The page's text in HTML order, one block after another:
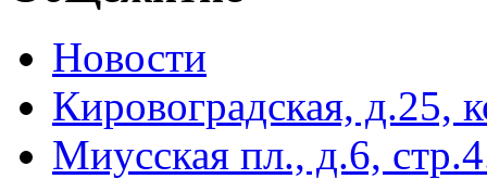
Новости
Кировоградская, д.25,
Миусская пл., д.6,